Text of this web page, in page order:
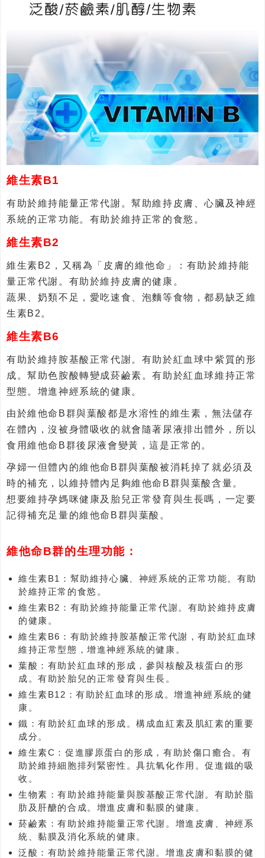
維生素B1
有助於維持能量正常代謝。幫助維持皮膚、心臟及神經
系統的正常功能。有助於維持正常的食慾。
維生素B2
維生素B2，又稱為「皮膚的維他命」：有助於維持能
量正常代謝。有助於維持皮膚的健康。
蔬果、奶類不足，愛吃速食、泡麵等食物，都易缺乏維
生素B2。
維生素B6
有助於維持胺基酸正常代謝。有助於紅血球中紫質的形
成。幫助色胺酸轉變成菸鹼素。有助於紅血球維持正常
型態。增進神經系統的健康。
由於維他命B群與葉酸都是水溶性的維生素，無法儲存
在體內，沒被身體吸收的就會隨著尿液排出體外，所以
食用維他命B群後尿液會變黃，這是正常的。
孕婦一但體內的維他命B群與葉酸被消耗掉了就必須及
時的補充，以維持體內足夠維他命B群與葉酸含量。
想要維持孕媽咪健康及胎兒正常發育與生長嗎，一定要
記得補充足量的維他命B群與葉酸。
維他命B群的生理功能：
維生素B1：幫助維持心臟、神經系統的正常功能。有助
於維持正常的食慾。
維生素B2：有助於維持能量正常代謝。有助於維持皮膚
的健康。
維生素B6：有助於維持胺基酸正常代謝，有助於紅血球
維持正常型態，增進神經系統的健康。
葉酸：有助於紅血球的形成，參與核酸及核蛋白的形
成。有助於胎兒的正常發育與生長。
維生素B12：有助於紅血球的形成。增進神經系統的健
康。
鐵：有助於紅血球的形成。構成血紅素及肌紅素的重要
成分。
維生素C：促進膠原蛋白的形成，有助於傷口癒合。有
助於維持細胞排列緊密性。具抗氧化作用。促進鐵的吸
收。
生物素：有助於維持能量與胺基酸正常代謝。有助於脂
肪及肝醣的合成。增進皮膚和黏膜的健康。
菸鹼素：有助於維持能量正常代謝。增進皮膚、神經系
統、黏膜及消化系統的健康。
泛酸：有助於維持能量正常代謝。增進皮膚和黏膜的健